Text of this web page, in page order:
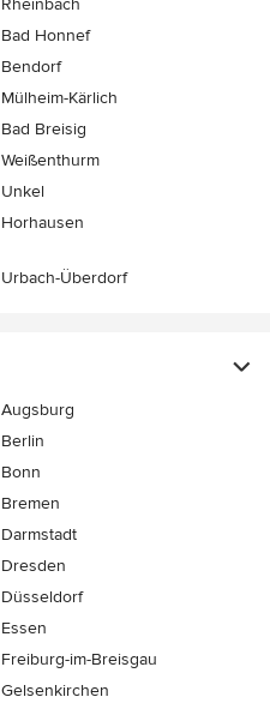
Rheinbach
Bad Honnef
Bendorf
Mülheim-Kärlich
Bad Breisig
Weißenthurm
Unkel
Horhausen
Urbach-Überdorf
Augsburg
Berlin
Bonn
Bremen
Darmstadt
Dresden
Düsseldorf
Essen
Freiburg-im-Breisgau
Gelsenkirchen